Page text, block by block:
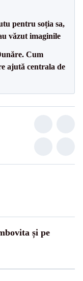
pentru soția sa,
văzut imaginile
Cum
ajută centrala de
și pe